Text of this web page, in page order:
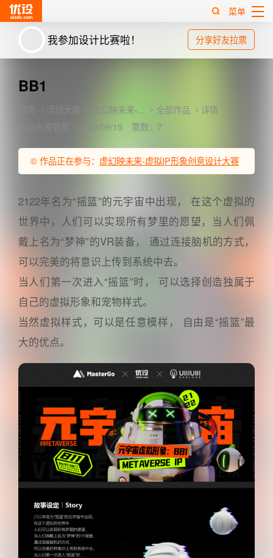
菜单
BB1
虚幻映未来-... 全部作品
详情
2022/09/15 票数：7
© 作品正在参与： 虚幻映未来-虚拟IP形象创意设计大赛
2122年名为“摇篮”的元宇宙中出现， 在这个虚拟的
世界中，人们可以实现所有梦里的愿望，当人们佩
戴上名为“梦神”的VR装备， 通过连接脑机的方式，
可以完美的将意识上传到系统中去。
当人们第一次进入“摇篮”时， 可以选择创造独属于
自己的虚拟形象和宠物样式。
当然虚拟样式，可以是任意模样， 自由是“摇篮”最
大的优点。
我参加设计比赛啦！ 分享好友拉票
搜